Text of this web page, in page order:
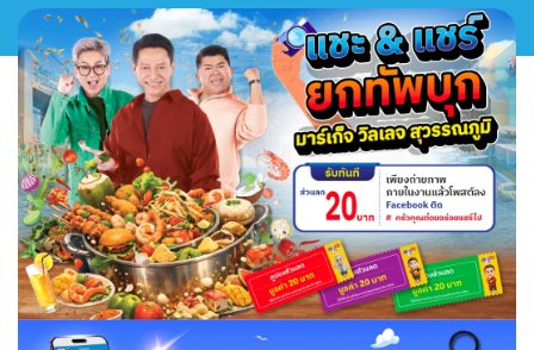
บทความ
ข่าวสาร
ติดต่อเรา